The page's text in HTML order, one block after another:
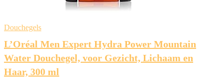
Douchegels
L’Oréal Men Expert Hydra Power Mountain
Water Douchegel, voor Gezicht, Lichaam en
Haar, 300 ml